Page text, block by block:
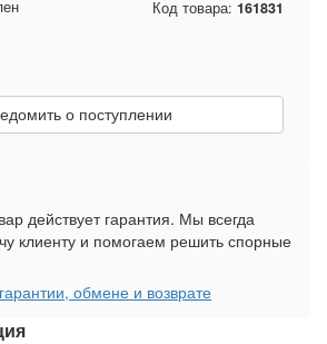
Код товара: 161831
о поступлении
действует гарантия. Мы всегда
клиенту и помогаем решить спорные
обмене и возврате